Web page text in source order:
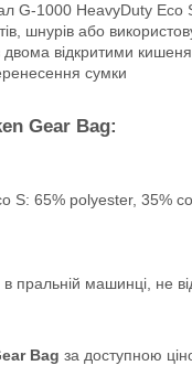
G-1000 HeavyDuty Eco
шнурів або
двома відкритими
сумки
Gear Bag:
S: 65% polyester, 35%
пральній машинці, не
Bag за доступною